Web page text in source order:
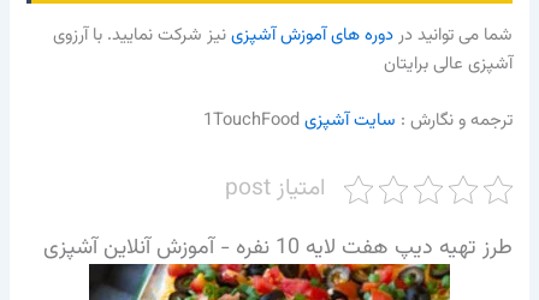
شما می توانید دردوره های آموزش آشپزینیز شرکت نمایید. با آرزوی
آشپزی عالی برایتان
ترجمه و نگارش :‌ سایت آشپزی1TouchFood
امتیاز post
طرز تهیه دیپ هفت لایه 10 نفره - آموزش آنلاین آشپزی